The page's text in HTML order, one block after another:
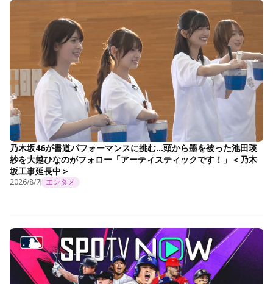
乃木坂46が書道パフォーマンスに挑む…頭から墨を被った池田瑛
紗を大越ひなのがフォロー「アーティスティックです！」＜乃木
坂工事延長中＞
2026/8/7 エンタメ